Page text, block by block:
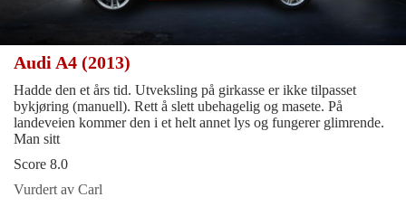
Audi A4 (2013)
Hadde den et års tid. Utveksling på girkasse er ikke tilpasset
bykjøring (manuell). Rett å slett ubehagelig og masete. På
landeveien kommer den i et helt annet lys og fungerer glimrende.
Man sitt
Score 8.0
Vurdert av Carl